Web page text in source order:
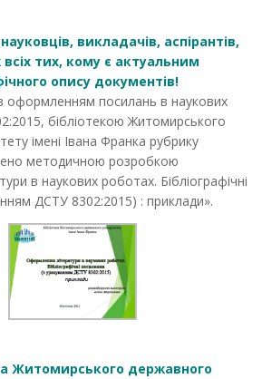
викладачів, аспірантів,
тих, кому є актуальним
опису документів!
посилань в наукових
бібліотекою Житомирського
імені Івана Франка рубрику
методичною розробкою
в наукових роботах. Бібліографічні
ДСТУ 8302:2015) : приклади».
Житомирського державного